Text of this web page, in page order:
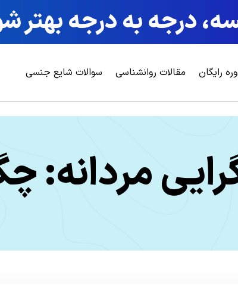
درجه به درجه بهتر
رایگان مقالات روانشناسی سوالات شایع جنسی
مردانه: